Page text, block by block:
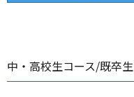
中・高校生コース/既卒生